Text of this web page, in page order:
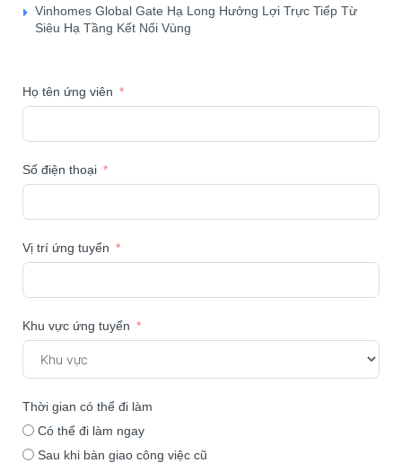
Vinhomes Global Gate Hạ Long Hưởng Lợi Trực Tiếp Từ
Siêu Hạ Tầng Kết Nối Vùng
Họ tên ứng viên
Số điện thoại
Vị trí ứng tuyển
Khu vực ứng tuyển
Thời gian có thể đi làm
Có thể đi làm ngay
Sau khi bàn giao công việc cũ